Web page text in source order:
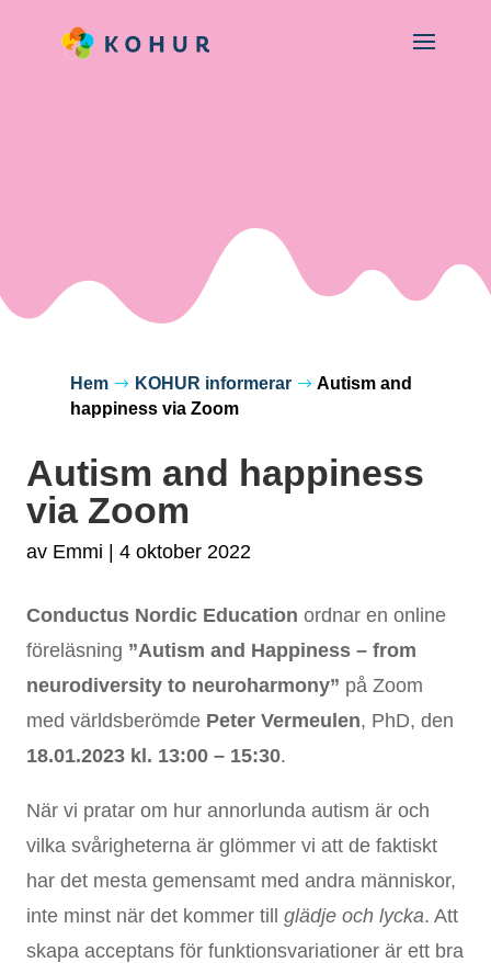
Hem $ KOHUR informerar $ Autism and
happiness via Zoom
Autism and happiness
via Zoom
av Emmi | 4 oktober 2022
Conductus Nordic Education ordnar en online
föreläsning ”Autism and Happiness – from
neurodiversity to neuroharmony” på Zoom
med världsberömde Peter Vermeulen, PhD, den
18.01.2023 kl. 13:00 – 15:30.
När vi pratar om hur annorlunda autism är och
vilka svårigheterna är glömmer vi att de faktiskt
har det mesta gemensamt med andra människor,
inte minst när det kommer till glädje och lycka. Att
skapa acceptans för funktionsvariationer är ett bra